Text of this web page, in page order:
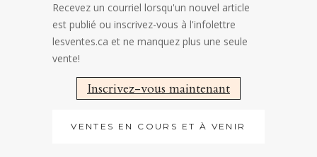
Recevez un courriel lorsqu'un nouvel article
est publié ou inscrivez-vous à l'infolettre
lesventes.ca et ne manquez plus une seule
vente!
Inscrivez-vous maintenant
VENTES EN COURS ET À VENIR